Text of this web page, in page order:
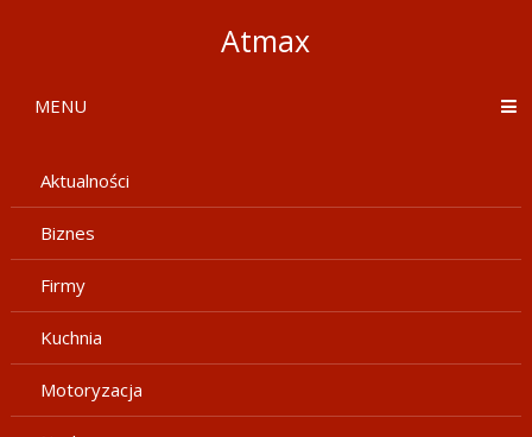
Atmax
MENU
Aktualności
Biznes
Firmy
Kuchnia
Motoryzacja